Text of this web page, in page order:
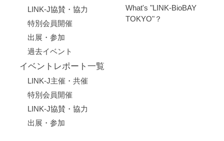
LINK-J協賛・協力
特別会員開催
出展・参加
過去イベント
イベントレポート一覧
LINK-J主催・共催
特別会員開催
LINK-J協賛・協力
出展・参加
What's "LINK-BioBAY
TOKYO"？